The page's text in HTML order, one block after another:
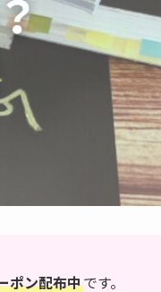
ポン配布中です。